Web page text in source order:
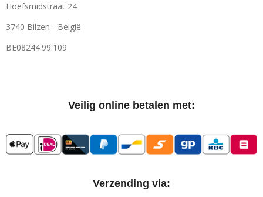
Hoefsmidstraat 24
3740 Bilzen - België
BE08244.99.109
Veilig online betalen met:
Verzending via: